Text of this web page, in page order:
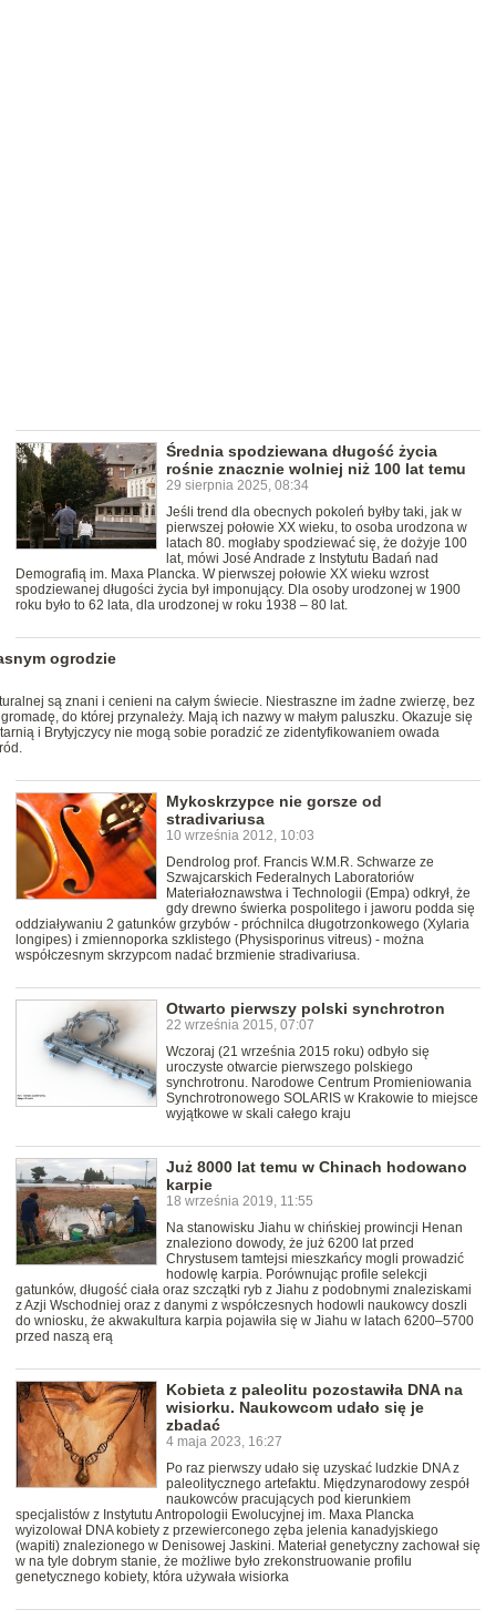
Średnia spodziewana długość życia
rośnie znacznie wolniej niż 100 lat temu
29 sierpnia 2025, 08:34
Jeśli trend dla obecnych pokoleń byłby taki, jak w
pierwszej połowie XX wieku, to osoba urodzona w
latach 80. mogłaby spodziewać się, że dożyje 100
lat, mówi José Andrade z Instytutu Badań nad
Demografią im. Maxa Plancka. W pierwszej połowie XX wieku wzrost
spodziewanej długości życia był imponujący. Dla osoby urodzonej w 1900
roku było to 62 lata, dla urodzonej w roku 1938 – 80 lat.
ogrodzie
są znani i cenieni na całym świecie. Niestraszne im żadne zwierzę, bez
do której przynależy. Mają ich nazwy w małym paluszku. Okazuje się
i Brytyjczycy nie mogą sobie poradzić ze zidentyfikowaniem owada
Mykoskrzypce nie gorsze od
stradivariusa
10 września 2012, 10:03
Dendrolog prof. Francis W.M.R. Schwarze ze
Szwajcarskich Federalnych Laboratoriów
Materiałoznawstwa i Technologii (Empa) odkrył, że
gdy drewno świerka pospolitego i jaworu podda się
oddziaływaniu 2 gatunków grzybów - próchnilca długotrzonkowego (Xylaria
longipes) i zmiennoporka szklistego (Physisporinus vitreus) - można
współczesnym skrzypcom nadać brzmienie stradivariusa.
Otwarto pierwszy polski synchrotron
22 września 2015, 07:07
Wczoraj (21 września 2015 roku) odbyło się
uroczyste otwarcie pierwszego polskiego
synchrotronu. Narodowe Centrum Promieniowania
Synchrotronowego SOLARIS w Krakowie to miejsce
wyjątkowe w skali całego kraju
Już 8000 lat temu w Chinach hodowano
karpie
18 września 2019, 11:55
Na stanowisku Jiahu w chińskiej prowincji Henan
znaleziono dowody, że już 6200 lat przed
Chrystusem tamtejsi mieszkańcy mogli prowadzić
hodowlę karpia. Porównując profile selekcji
gatunków, długość ciała oraz szczątki ryb z Jiahu z podobnymi znaleziskami
z Azji Wschodniej oraz z danymi z współczesnych hodowli naukowcy doszli
do wniosku, że akwakultura karpia pojawiła się w Jiahu w latach 6200–5700
przed naszą erą
Kobieta z paleolitu pozostawiła DNA na
wisiorku. Naukowcom udało się je
zbadać
4 maja 2023, 16:27
Po raz pierwszy udało się uzyskać ludzkie DNA z
paleolitycznego artefaktu. Międzynarodowy zespół
naukowców pracujących pod kierunkiem
specjalistów z Instytutu Antropologii Ewolucyjnej im. Maxa Plancka
wyizolował DNA kobiety z przewierconego zęba jelenia kanadyjskiego
(wapiti) znalezionego w Denisowej Jaskini. Materiał genetyczny zachował się
w na tyle dobrym stanie, że możliwe było zrekonstruowanie profilu
genetycznego kobiety, która używała wisiorka